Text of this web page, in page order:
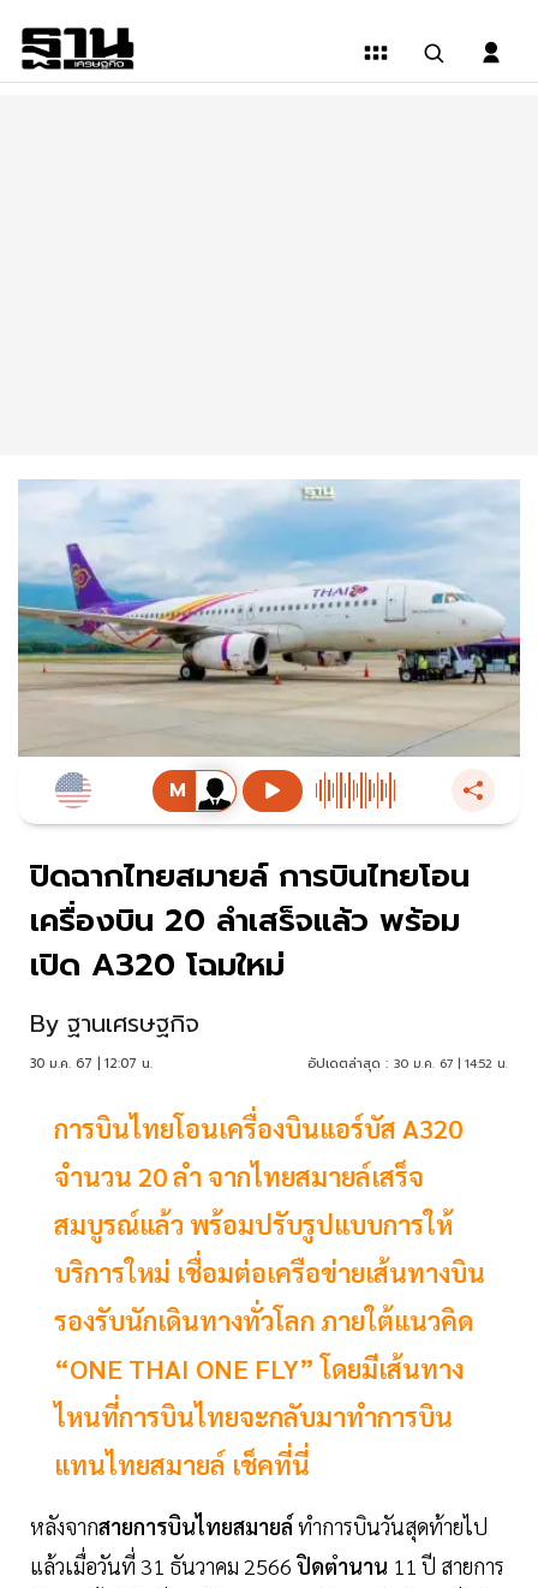
ปิดฉากไทยสมายล์ การบินไทยโอน
เครื่องบิน 20 ลำเสร็จแล้ว พร้อม
เปิด A320 โฉมใหม่
By ฐานเศรษฐกิจ
30 ม.ค. 67 | 12:07 น. อัปเดตล่าสุด : 30 ม.ค. 67 | 14:52 น.
การบินไทยโอนเครื่องบินแอร์บัส A320
จำนวน 20 ลำ จากไทยสมายล์เสร็จ
สมบูรณ์แล้ว พร้อมปรับรูปแบบการให้
บริการใหม่ เชื่อมต่อเครือข่ายเส้นทางบิน
รองรับนักเดินทางทั่วโลก ภายใต้แนวคิด
“ONE THAI ONE FLY” โดยมีเส้นทาง
ไหนที่การบินไทยจะกลับมาทำการบิน
แทนไทยสมายล์ เช็คที่นี่
หลังจากสายการบินไทยสมายล์ ทำการบินวันสุดท้ายไป
แล้วเมื่อวันที่ 31 ธันวาคม 2566 ปิดตำนาน 11 ปี สายการ